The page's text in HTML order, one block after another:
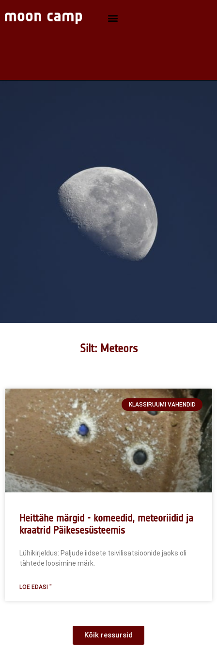
Silt: Meteors
KLASSIRUUMI VAHENDID
Heittähe märgid - komeedid, meteoriidid ja
kraatrid Päikesesüsteemis
Lühikirjeldus: Paljude iidsete tsivilisatsioonide jaoks oli
tähtede loosimine märk.
LOE EDASI "
Kõik ressursid